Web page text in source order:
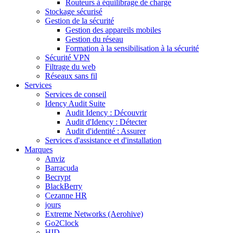
Routeurs à équilibrage de charge
Stockage sécurisé
Gestion de la sécurité
Gestion des appareils mobiles
Gestion du réseau
Formation à la sensibilisation à la sécurité
Sécurité VPN
Filtrage du web
Réseaux sans fil
Services
Services de conseil
Idency Audit Suite
Audit Idency : Découvrir
Audit d'Idency : Détecter
Audit d'identité : Assurer
Services d'assistance et d'installation
Marques
Anviz
Barracuda
Becrypt
BlackBerry
Cezanne HR
jours
Extreme Networks (Aerohive)
Go2Clock